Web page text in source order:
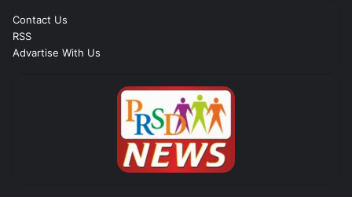
Contact Us
RSS
Advartise With Us